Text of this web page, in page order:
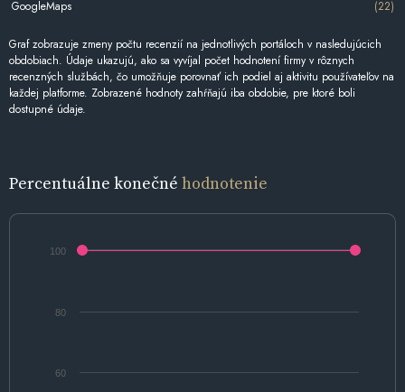
GoogleMaps (22)
Graf zobrazuje zmeny počtu recenzií na jednotlivých portáloch v nasledujúcich
obdobiach. Údaje ukazujú, ako sa vyvíjal počet hodnotení firmy v rôznych
recenzných službách, čo umožňuje porovnať ich podiel aj aktivitu používateľov na
každej platforme. Zobrazené hodnoty zahŕňajú iba obdobie, pre ktoré boli
dostupné údaje.
Percentuálne konečné hodnotenie
60
80
100